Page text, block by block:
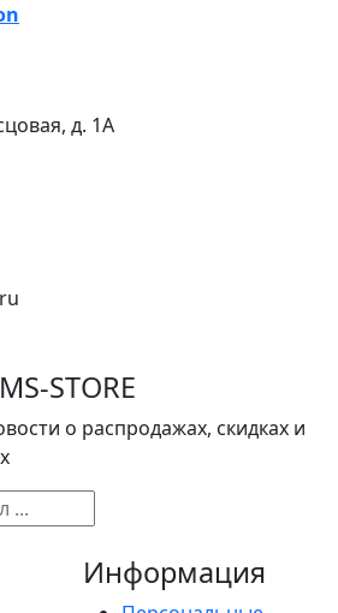
д. 1А
STORE
о распродажах, скидках и
Информация